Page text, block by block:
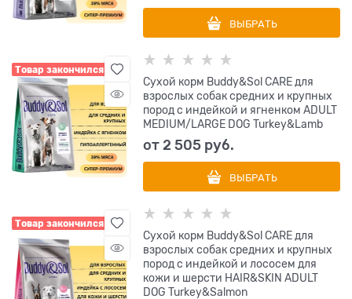
ВЫБРАТЬ
Товар закончился
Сухой корм Buddy&Sol CARE для
взрослых собак средних и крупных
пород с индейкой и ягненком ADULT
MEDIUM/LARGE DOG Turkey&Lamb
от2 505 руб.
ВЫБРАТЬ
Товар закончился
Сухой корм Buddy&Sol CARE для
взрослых собак средних и крупных
пород с индейкой и лососем для
кожи и шерсти HAIR&SKIN ADULT
DOG Turkey&Salmon